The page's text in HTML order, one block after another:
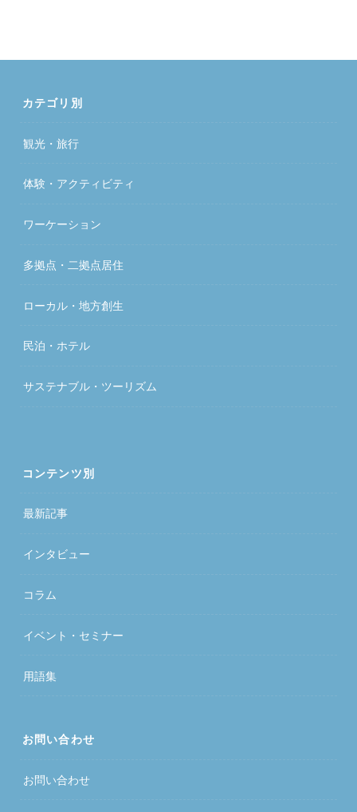
カテゴリ別
観光・旅行
体験・アクティビティ
ワーケーション
多拠点・二拠点居住
ローカル・地方創生
民泊・ホテル
サステナブル・ツーリズム
コンテンツ別
最新記事
インタビュー
コラム
イベント・セミナー
用語集
お問い合わせ
お問い合わせ